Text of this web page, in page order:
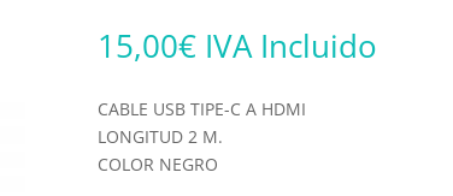
15,00€ IVA Incluido
CABLE USB TIPE-C A HDMI
LONGITUD 2 M.
COLOR NEGRO